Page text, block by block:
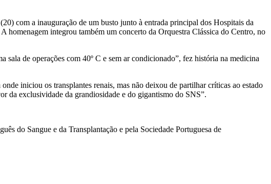
com a inauguração de um busto junto à entrada principal dos Hospitais da
integrou também um concerto da Orquestra Clássica do Centro, no
de operações com 40º C e sem ar condicionado”, fez história na medicina
iniciou os transplantes renais, mas não deixou de partilhar críticas ao estado
da exclusividade da grandiosidade e do gigantismo do SNS”.
do Sangue e da Transplantação e pela Sociedade Portuguesa de